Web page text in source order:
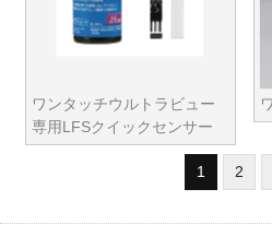
ワンタッチウルトラビュー
専用LFSクイックセンサー
1 2